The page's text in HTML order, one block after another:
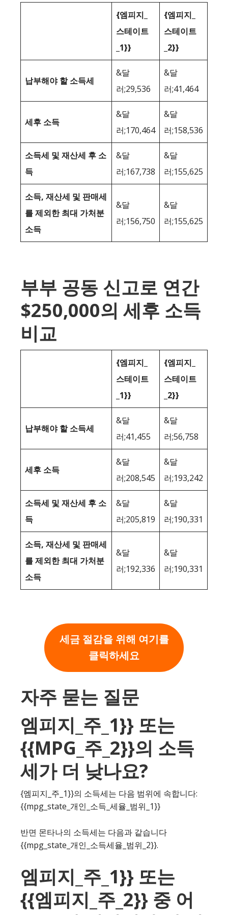
{엠피지_
스테이트
_1}}
{엠피지_
스테이트
_2}}
납부해야 할 소득세
&달
러;29,536
&달
러;41,464
세후 소득
&달
러;170,464
&달
러;158,536
소득세 및 재산세 후 소
득
&달
러;167,738
&달
러;155,625
소득, 재산세 및 판매세
를 제외한 최대 가처분
소득
&달
러;156,750
&달
러;155,625
부부 공동 신고로 연간
$250,000의 세후 소득
비교
{엠피지_
스테이트
_1}}
{엠피지_
스테이트
_2}}
납부해야 할 소득세
&달
러;41,455
&달
러;56,758
세후 소득
&달
러;208,545
&달
러;193,242
소득세 및 재산세 후 소
득
&달
러;205,819
&달
러;190,331
소득, 재산세 및 판매세
를 제외한 최대 가처분
소득
&달
러;192,336
&달
러;190,331
세금 절감을 위해 여기를
클릭하세요
자주 묻는 질문
엠피지_주_1}} 또는
{{MPG_주_2}}의 소득
세가 더 낮나요?
{엠피지_주_1}}의 소득세는 다음 범위에 속합니다:
{{mpg_state_개인_소득_세율_범위_1}}
반면 몬타나의 소득세는 다음과 같습니다
{{mpg_state_개인_소득세율_범위_2}}.
엠피지_주_1}} 또는
{{엠피지_주_2}} 중 어